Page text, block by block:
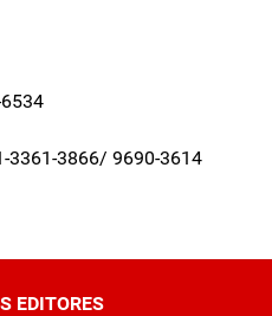
3361-3866/ 9690-3614
EDITORES